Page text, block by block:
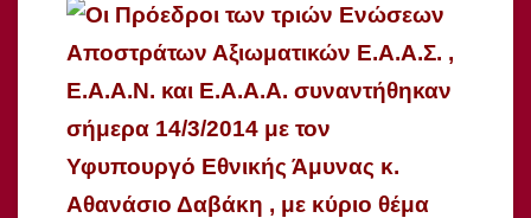
Οι Πρόεδροι των τριών Ενώσεων
Αποστράτων Αξιωματικών Ε.Α.Α.Σ. ,
Ε.Α.Α.Ν. και Ε.Α.Α.Α. συναντήθηκαν
σήμερα 14/3/2014 με τον
Υφυπουργό Εθνικής Άμυνας κ.
Αθανάσιο Δαβάκη , με κύριο θέμα